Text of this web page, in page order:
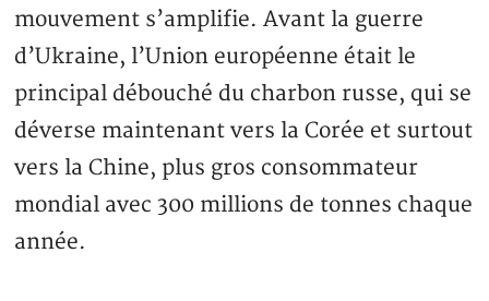
mouvement s’amplifie. Avant la guerre
d’Ukraine, l’Union européenne était le
principal débouché du charbon russe, qui se
déverse maintenant vers la Corée et surtout
vers la Chine, plus gros consommateur
mondial avec 300 millions de tonnes chaque
année.